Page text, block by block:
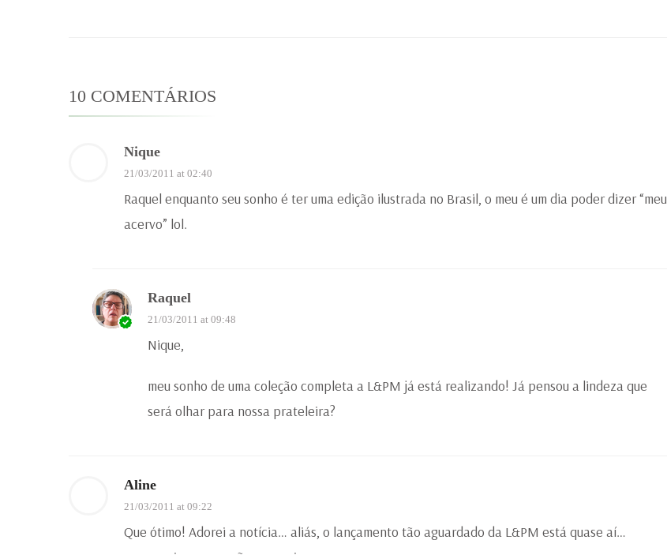
10 COMENTÁRIOS
Nique
21/03/2011 at 02:40
Raquel enquanto seu sonho é ter uma edição ilustrada no Brasil, o meu é um dia poder dizer “meu
acervo” lol.
Raquel
21/03/2011 at 09:48
Nique,
meu sonho de uma coleção completa a L&PM já está realizando! Já pensou a lindeza que
será olhar para nossa prateleira?
Aline
21/03/2011 at 09:22
Que ótimo! Adorei a notícia… aliás, o lançamento tão aguardado da L&PM está quase aí…